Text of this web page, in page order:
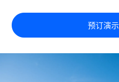
零实体成本实现全球扩张
美国各州浏览器
工具与计算器
误分类风险计算工具
定价
中文（简体）
预订演示